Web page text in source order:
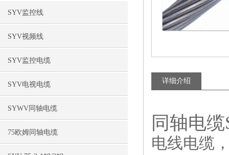
SYV监控线
SYV视频线
SYV监控电缆
SYV电视电缆
SYWV同轴电缆
75欧姆同轴电缆
详细介绍
同轴电
电线电缆